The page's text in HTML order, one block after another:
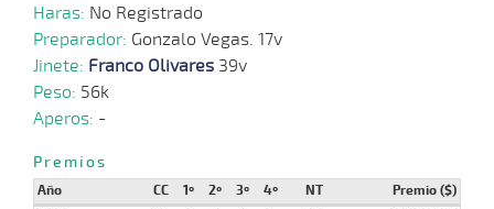
Haras: No Registrado
Preparador: Gonzalo Vegas. 17v
Jinete: Franco Olivares 39v
Peso: 56k
Aperos: -
Premios
Año CC 1º 2º 3º 4º NT Premio ($)